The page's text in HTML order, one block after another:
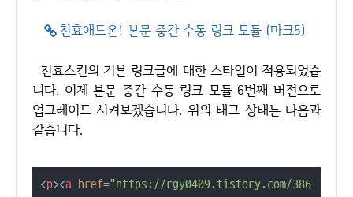
친효애드온! 본문 중간 수동 링크 모듈 (마크5)
친효스킨의 기본 링크글에 대한 스타일이 적용되었습
니다. 이제 본문 중간 수동 링크 모듈 6번째 버전으로
업그레이드 시켜보겠습니다. 위의 태그 상태는 다음과
같습니다.
<p><a href="https://rgy0409.tistory.com/386